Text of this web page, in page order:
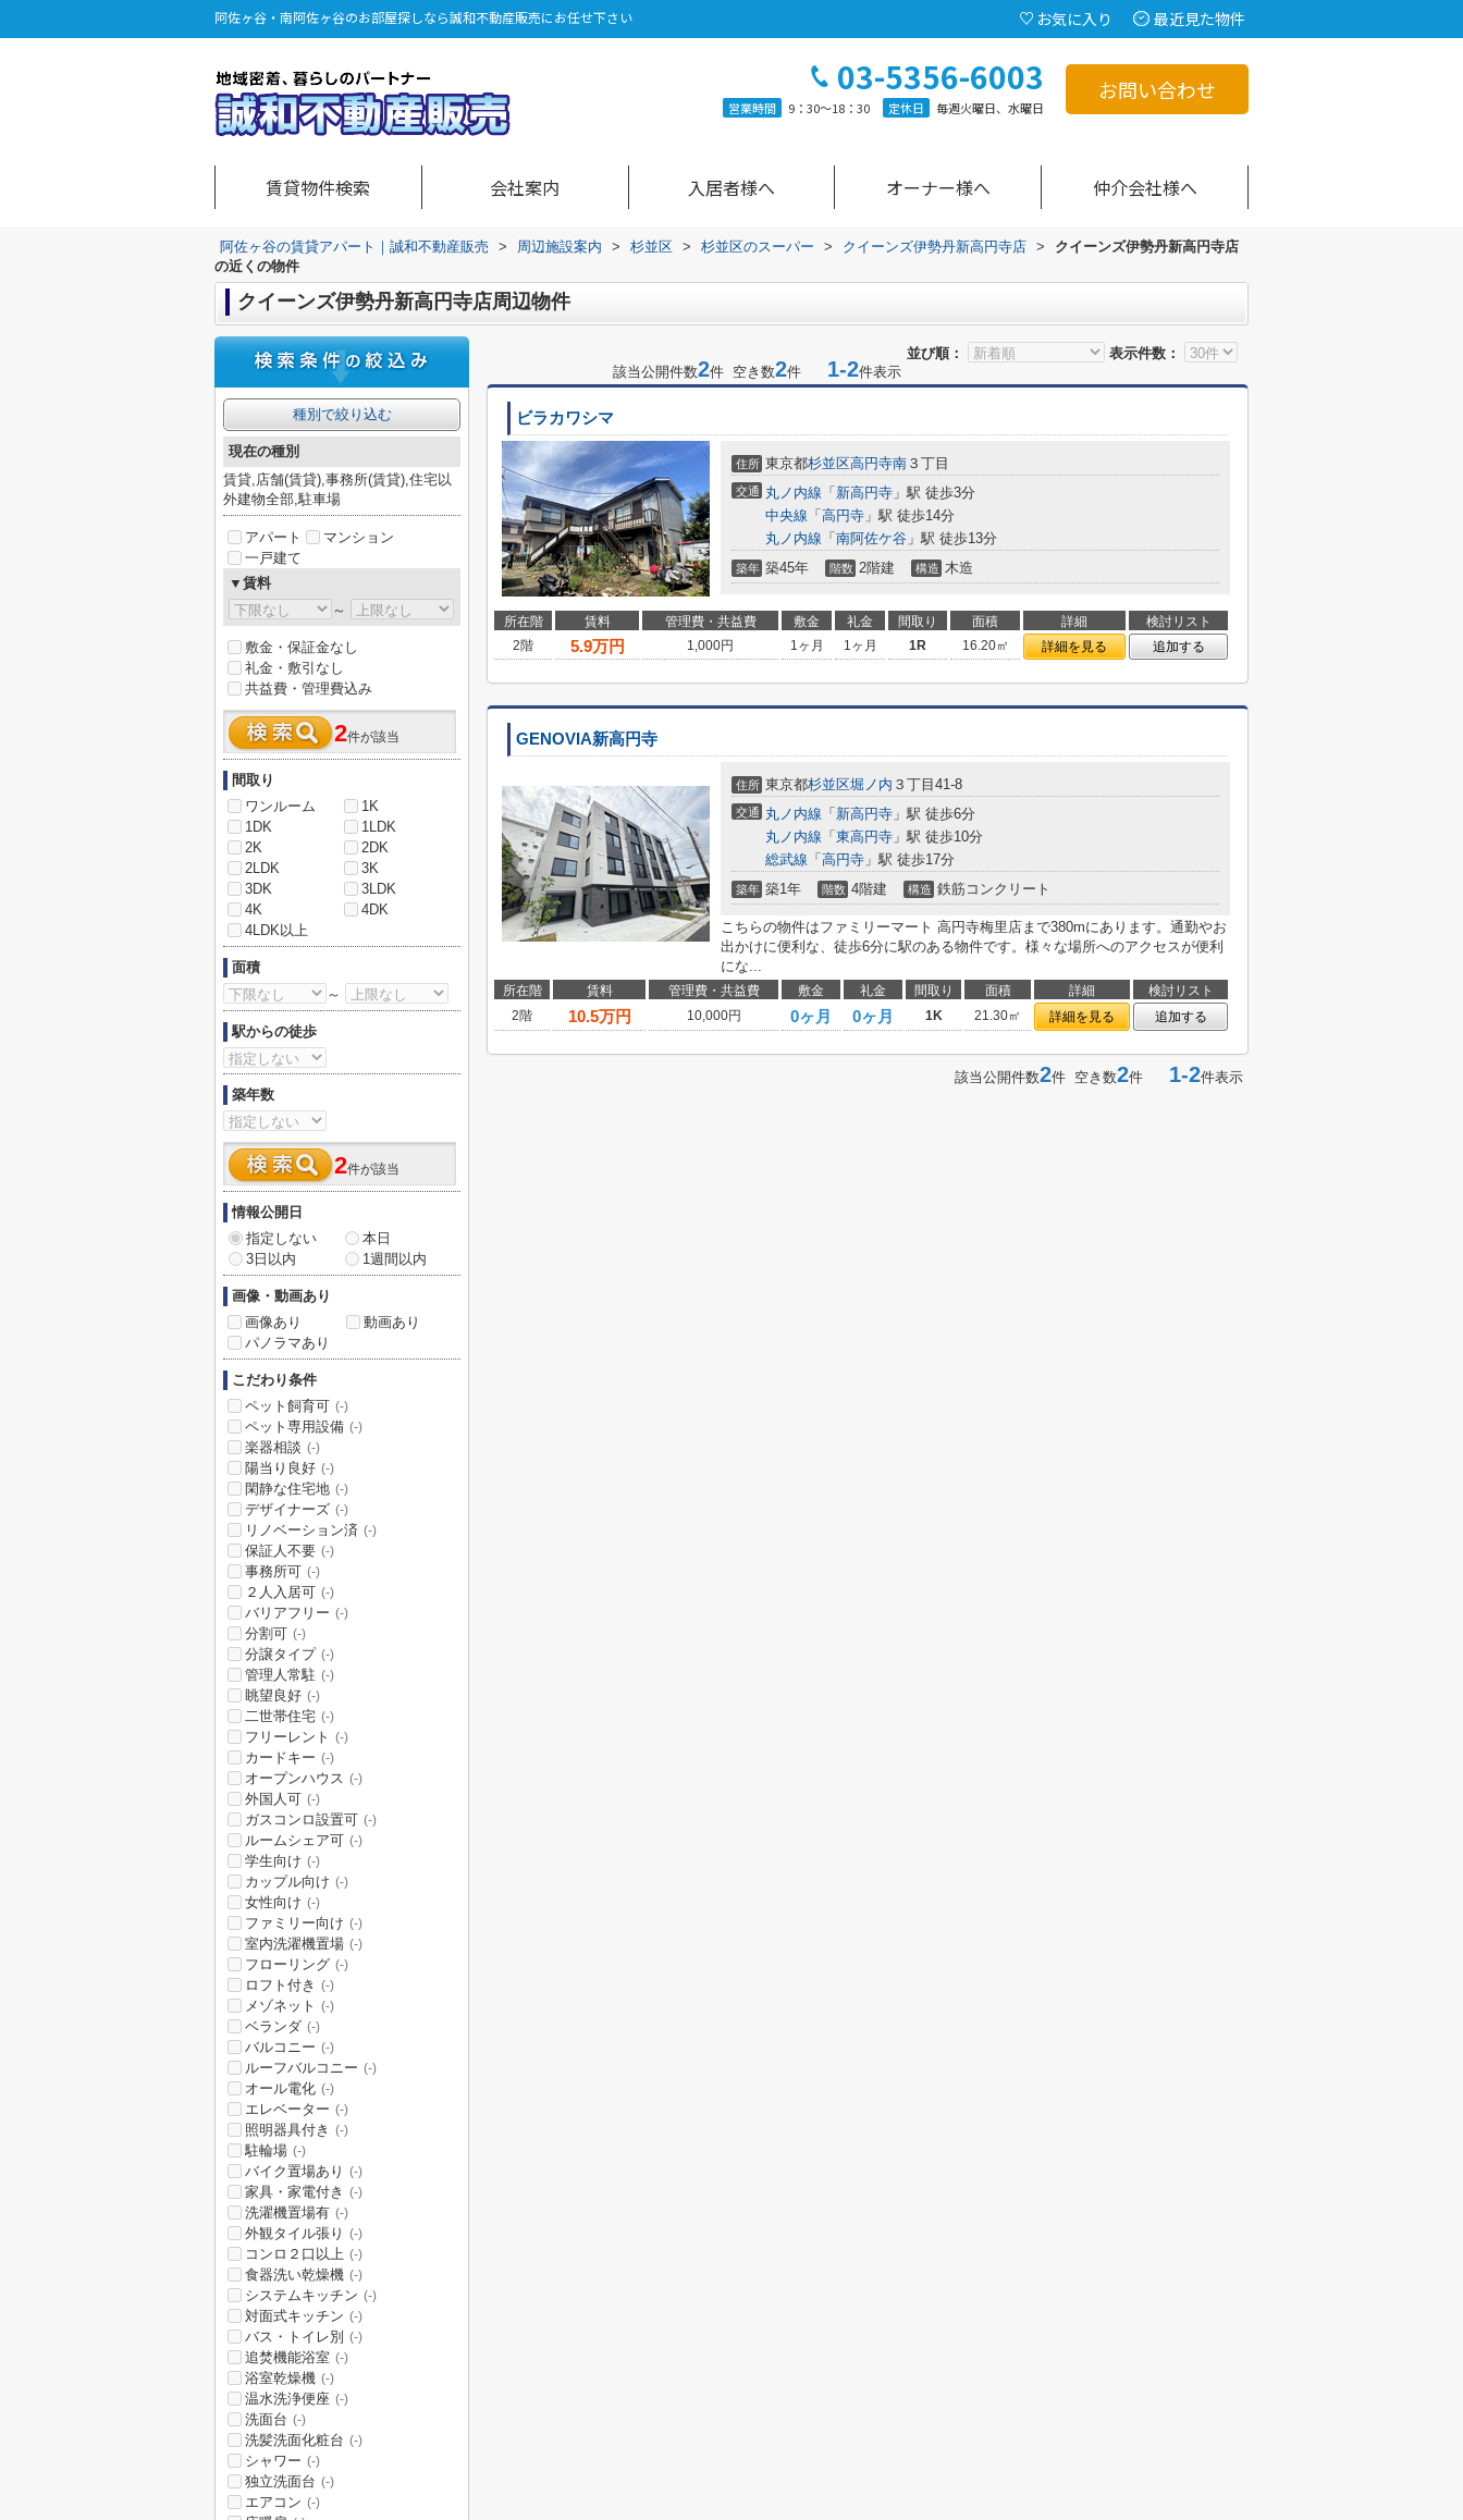
阿佐ヶ谷・南阿佐ヶ谷のお部屋探しなら誠和不動産販売にお任せ下さい お気に入り 最近見た物件
03-5356-6003
営業時間 9：30～18：30 定休日 毎週火曜日、水曜日
お問い合わせ
賃貸物件検索 会社案内 入居者様へ オーナー様へ 仲介会社様へ
阿佐ヶ谷の賃貸アパート｜誠和不動産販売 > 周辺施設案内 > 杉並区 > 杉並区のスーパー > クイーンズ伊勢丹新高円寺店 >
クイーンズ伊勢丹新高円寺店
の近くの物件
クイーンズ伊勢丹新高円寺店周辺物件
並び順：
表示件数：
該当公開件数2件 空き数2件 1-2件表示
ビラカワシマ
住所 東京都杉並区高円寺南 ３丁目
交通 丸ノ内線 「 新高円寺 」駅 徒歩3分
中央線 「 高円寺 」駅 徒歩14分
丸ノ内線 「 南阿佐ケ谷 」駅 徒歩13分
築年 築45年 階数 2階建 構造 木造
所在階 賃料 管理費・共益費 敷金 礼金 間取り 面積 詳細
検討リスト
2階
5.9万円 1,000円 1ヶ月 1ヶ月 1R 16.20㎡ 詳細を見る 追加する
GENOVIA新高円寺
住所 東京都杉並区堀ノ内 ３丁目41-8
交通 丸ノ内線 「 新高円寺 」駅 徒歩6分
丸ノ内線 「 東高円寺 」駅 徒歩10分
総武線 「 高円寺 」駅 徒歩17分
築年 築1年 階数 4階建 構造 鉄筋コンクリート
こちらの物件はファミリーマート 高円寺梅里店まで380mにあります。通勤やお
出かけに便利な、徒歩6分に駅のある物件です。様々な場所へのアクセスが便利
にな...
所在階 賃料 管理費・共益費 敷金 礼金 間取り 面積 詳細
検討リスト
2階
10.5万円 10,000円 0ヶ月 0ヶ月 1K 21.30㎡ 詳細を見る 追加する
該当公開件数2件 空き数2件 1-2件表示
種別で絞り込む
現在の種別
賃貸,店舗(賃貸),事務所(賃貸),住宅以
外建物全部,駐車場
アパート
マンション
一戸建て
▼賃料
～
敷金・保証金なし
礼金・敷引なし
共益費・管理費込み
2件が該当
間取り
ワンルーム
1K
1DK
1LDK
2K
2DK
2LDK
3K
3DK
3LDK
4K
4DK
4LDK以上
面積
～
駅からの徒歩
築年数
2件が該当
情報公開日
指定しない
本日
3日以内
1週間以内
画像・動画あり
画像あり
動画あり
パノラマあり
こだわり条件
ペット飼育可 (-)
ペット専用設備 (-)
楽器相談 (-)
陽当り良好 (-)
閑静な住宅地 (-)
デザイナーズ (-)
リノベーション済 (-)
保証人不要 (-)
事務所可 (-)
２人入居可 (-)
バリアフリー (-)
分割可 (-)
分譲タイプ (-)
管理人常駐 (-)
眺望良好 (-)
二世帯住宅 (-)
フリーレント (-)
カードキー (-)
オープンハウス (-)
外国人可 (-)
ガスコンロ設置可 (-)
ルームシェア可 (-)
学生向け (-)
カップル向け (-)
女性向け (-)
ファミリー向け (-)
室内洗濯機置場 (-)
フローリング (-)
ロフト付き (-)
メゾネット (-)
ベランダ (-)
バルコニー (-)
ルーフバルコニー (-)
オール電化 (-)
エレベーター (-)
照明器具付き (-)
駐輪場 (-)
バイク置場あり (-)
家具・家電付き (-)
洗濯機置場有 (-)
外観タイル張り (-)
コンロ２口以上 (-)
食器洗い乾燥機 (-)
システムキッチン (-)
対面式キッチン (-)
バス・トイレ別 (-)
追焚機能浴室 (-)
浴室乾燥機 (-)
温水洗浄便座 (-)
洗面台 (-)
洗髪洗面化粧台 (-)
シャワー (-)
独立洗面台 (-)
エアコン (-)